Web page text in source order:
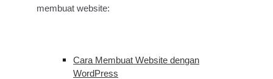
membuat website:
Cara Membuat Website dengan
WordPress